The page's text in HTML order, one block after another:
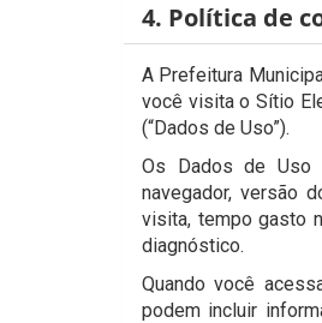
4. Política de
A Prefeitura
você visita o Sítio
(“Dados de Uso”).
Os Dados de Uso
navegador, versão
visita, tempo gasto
diagnóstico.
Quando você
podem incluir